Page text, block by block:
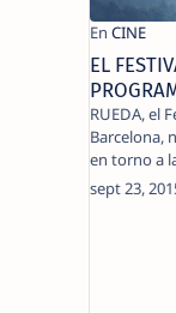
EL
RUEDA, el
Barcelona,
en torno a